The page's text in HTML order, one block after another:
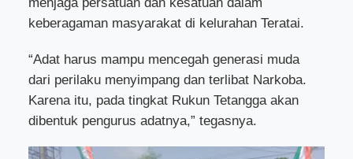
keberagaman masyarakat di kelurahan Teratai.
“Adat harus mampu mencegah generasi muda
dari perilaku menyimpang dan terlibat Narkoba.
Karena itu, pada tingkat Rukun Tetangga akan
dibentuk pengurus adatnya,” tegasnya.